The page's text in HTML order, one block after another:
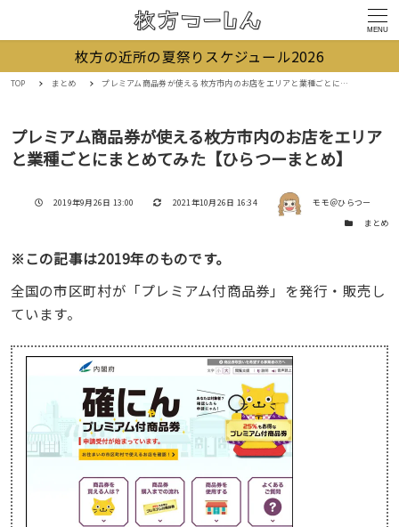
MENU
枚方の近所の夏祭りスケジュール2026
TOP まとめ プレミアム商品券が使える枚方市内のお店をエリアと業種ごとにまとめてみた【ひらつーまとめ】
プレミアム商品券が使える枚方市内のお店をエリア
と業種ごとにまとめてみた【ひらつーまとめ】
投稿日
2019年9月26日 13:00 更新日
2021年10月26日 16:34 著者
モモ＠ひらつー
カテゴリー
まとめ
※この記事は2019年のものです。
全国の市区町村が「プレミアム付商品券」を発行・販売し
ています。